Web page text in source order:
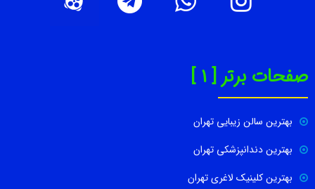
صفحات برتر [ 1 ]
بهترین سالن زیبایی تهران
بهترین دندانپزشکی تهران
بهترین کلینیک لاغری تهران